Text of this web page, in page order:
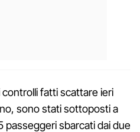
controlli fatti scattare ieri
sono stati sottoposti a
passeggeri sbarcati dai due